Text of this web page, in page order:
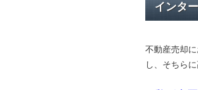
インタ
不動産売却
し、そちら